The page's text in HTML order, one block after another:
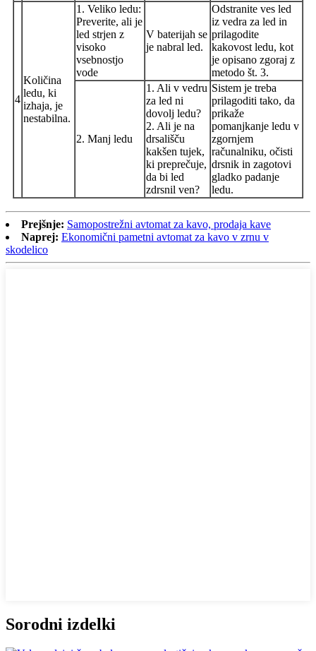
4
Količina
ledu, ki
izhaja, je
nestabilna.
1. Veliko ledu:
Preverite, ali je
led strjen z
visoko
vsebnostjo
vode
V baterijah se
je nabral led.
Odstranite ves led
iz vedra za led in
prilagodite
kakovost ledu, kot
je opisano zgoraj z
metodo št. 3.
2. Manj ledu
1. Ali v vedru
za led ni
dovolj ledu?
2. Ali je na
drsališču
kakšen tujek,
ki preprečuje,
da bi led
zdrsnil ven?
Sistem je treba
prilagoditi tako, da
prikaže
pomanjkanje ledu v
zgornjem
računalniku, očisti
drsnik in zagotovi
gladko padanje
ledu.
Prejšnje: Samopostrežni avtomat za kavo, prodaja kave
Naprej: Ekonomični pametni avtomat za kavo v zrnu v
skodelico
Sorodni izdelki